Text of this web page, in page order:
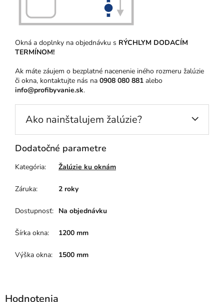
Okná a doplnky na objednávku s RÝCHLYM DODACÍM
TERMÍNOM!
Ak máte záujem o bezplatné nacenenie iného rozmeru žalúzie
či okna, kontaktujte nás na 0908 080 881 alebo
info@profibyvanie.sk.
Ako nainštalujem žalúzie?
Dodatočné parametre
Kategória: Žalúzie ku oknám
Záruka: 2 roky
Dostupnosť: Na objednávku
Šírka okna: 1200 mm
Výška okna: 1500 mm